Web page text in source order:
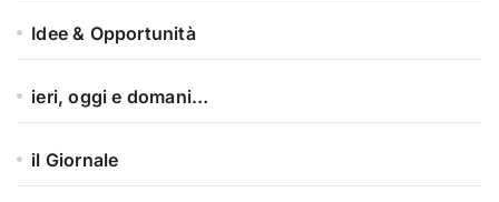
Idee & Opportunità
ieri, oggi e domani…
il Giornale